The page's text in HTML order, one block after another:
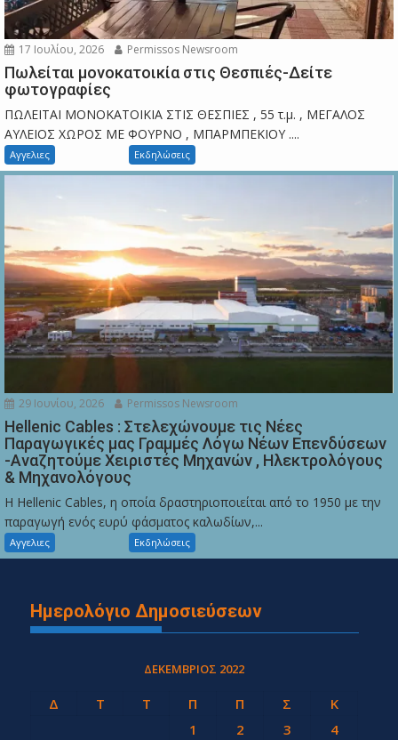
17 Ιουλίου, 2026 Permissos Newsroom
Πωλείται μονοκατοικία στις Θεσπιές-Δείτε
φωτογραφίες
ΠΩΛΕΙΤΑΙ ΜΟΝΟΚΑΤΟΙΚΙΑ ΣΤΙΣ ΘΕΣΠΙΕΣ , 55 τ.μ. , ΜΕΓΑΛΟΣ
ΑΥΛΕΙΟΣ ΧΩΡΟΣ ΜΕ ΦΟΥΡΝΟ , ΜΠΑΡΜΠΕΚΙΟΥ ....
Αγγελιες Εκδηλώσεις
29 Ιουνίου, 2026 Permissos Newsroom
Hellenic Cables : Στελεχώνουμε τις Νέες
Παραγωγικές μας Γραμμές Λόγω Νέων Επενδύσεων
-Αναζητούμε Χειριστές Μηχανών , Ηλεκτρολόγους
& Μηχανολόγους
Η Hellenic Cables, η οποία δραστηριοποιείται από το 1950 με την
παραγωγή ενός ευρύ φάσματος καλωδίων,...
Αγγελιες Εκδηλώσεις
Ημερολόγιο Δημοσιεύσεων
ΔΕΚΈΜΒΡΙΟΣ 2022
Δ Τ Τ Π Π Σ
Κ
1
2 3 4